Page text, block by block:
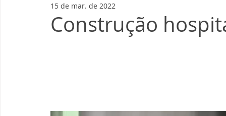
Construção
15 de mar. de 2022